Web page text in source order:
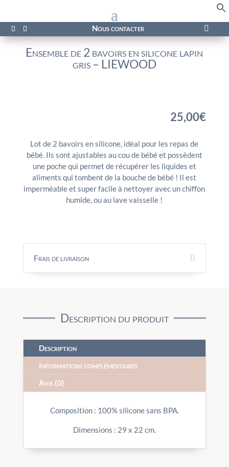
Nous contacter 
Ensemble de 2 bavoirs en silicone lapin
gris – LIEWOOD
25,00€
Lot de 2 bavoirs en silicone, idéal pour les repas de
bébé. Ils sont ajustables au cou de bébé et possèdent
une poche qui permet de récupérer les liquides et
aliments qui tombent de la bouche de bébé ! Il est
imperméable et super facile à nettoyer avec un chiffon
humide, ou au lave vaisselle !
Frais de livraison
Description du produit
Description
Informations complémentaires
Avis (0)
Composition : 100% silicone sans BPA.
Dimensions : 29 x 22 cm.